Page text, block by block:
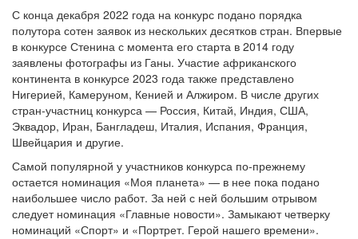
С конца декабря 2022 года на конкурс подано порядка
полутора сотен заявок из нескольких десятков стран. Впервые
в конкурсе Стенина с момента его старта в 2014 году
заявлены фотографы из Ганы. Участие африканского
континента в конкурсе 2023 года также представлено
Нигерией, Камеруном, Кенией и Алжиром. В числе других
стран-участниц конкурса — Россия, Китай, Индия, США,
Эквадор, Иран, Бангладеш, Италия, Испания, Франция,
Швейцария и другие.
Самой популярной у участников конкурса по-прежнему
остается номинация «Моя планета» — в нее пока подано
наибольшее число работ. За ней с ней большим отрывом
следует номинация «Главные новости». Замыкают четверку
номинаций «Спорт» и «Портрет. Герой нашего времени».